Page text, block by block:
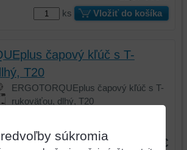
ks Vložiť do košíka
čapový kľúč s T-
T20
ERGOTORQUEplus čapový kľúč s T-
rukoväťou, dlhý, T20
18,35 €
súkromia